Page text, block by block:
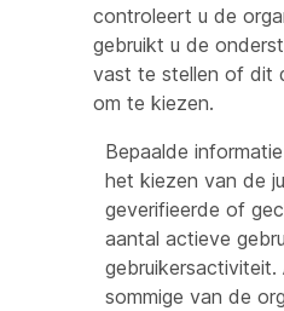
controleert u de
gebruikt u de
vast te stellen of dit
om te kiezen.
Bepaalde
het kiezen van de
geverifieerde of
aantal actieve
gebruikersactiviteit.
sommige van de